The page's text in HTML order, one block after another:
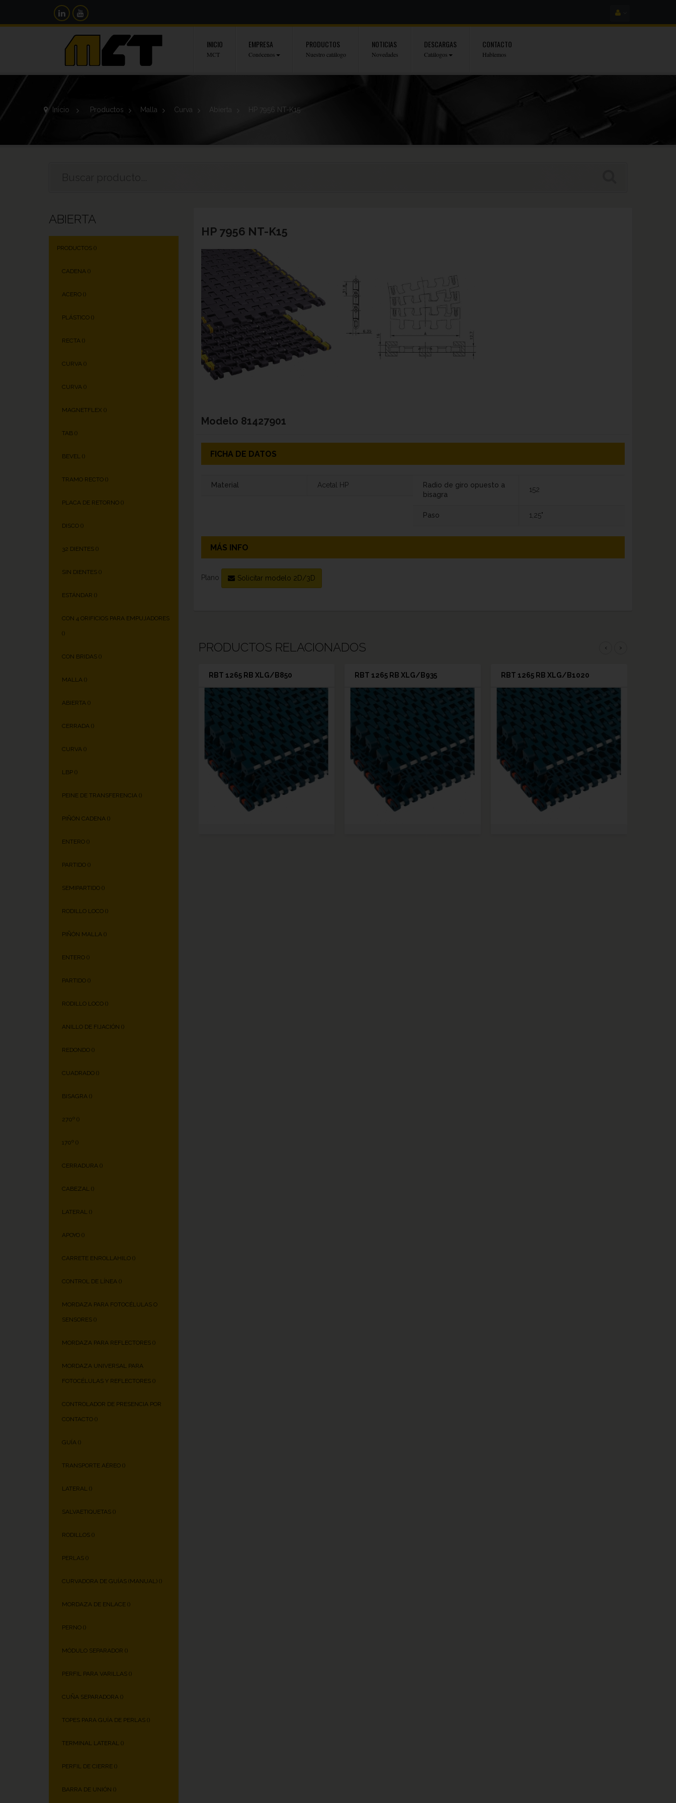
INICIO
MCT
EMPRESA
Conócenos
PRODUCTOS
Nuestro catálogo
NOTICIAS
Novedades
DESCARGAS
Catálogos
CONTACTO
Hablemos
Inicio > Productos > Malla > Curva > Abierta > HP 7956 NT-K15
ABIERTA
PRODUCTOS ()
CADENA ()
ACERO ()
PLÁSTICO ()
RECTA ()
CURVA ()
CURVA ()
MAGNETFLEX ()
TAB ()
BEVEL ()
TRAMO RECTO ()
PLACA DE RETORNO ()
DISCO ()
32 DIENTES ()
SIN DIENTES ()
ESTÁNDAR ()
CON 4 ORIFICIOS PARA EMPUJADORES
()
CON BRIDAS ()
MALLA ()
ABIERTA ()
CERRADA ()
CURVA ()
LBP ()
PEINE DE TRANSFERENCIA ()
PIÑÓN CADENA ()
ENTERO ()
PARTIDO ()
SEMIPARTIDO ()
RODILLO LOCO ()
PIÑÓN MALLA ()
ENTERO ()
PARTIDO ()
RODILLO LOCO ()
ANILLO DE FIJACIÓN ()
REDONDO ()
CUADRADO ()
BISAGRA ()
270º ()
170º ()
CERRADURA ()
CABEZAL ()
LATERAL ()
APOYO ()
CARRETE ENROLLAHILO ()
CONTROL DE LÍNEA ()
MORDAZA PARA FOTOCÉLULAS O
SENSORES ()
MORDAZA PARA REFLECTORES ()
MORDAZA UNIVERSAL PARA
FOTOCÉLULAS Y REFLECTORES ()
CONTROLADOR DE PRESENCIA POR
CONTACTO ()
GUÍA ()
TRANSPORTE AÉREO ()
LATERAL ()
SALVAETIQUETAS ()
RODILLOS ()
PERLAS ()
CURVADORA DE GUÍAS (MANUAL) ()
MORDAZA DE ENLACE ()
PERNO ()
MÓDULO SEPARADOR ()
PERFIL PARA VARILLAS ()
CUÑA SEPARADORA ()
TOPES PARA GUÍA DE PERLAS ()
TERMINAL LATERAL ()
PERFIL DE CIERRE ()
BARRA DE UNIÓN ()
HP 7956 NT-K15
Modelo 81427901
FICHA DE DATOS
Material Acetal HP
Radio de giro opuesto a
bisagra
152
Paso 1,25"
MÁS INFO
Plano Solicitar modelo 2D/3D
PRODUCTOS RELACIONADOS ‹ ›
RBT 1265 RB XLG/B850 RBT 1265 RB XLG/B935 RBT 1265 RB XLG/B1020